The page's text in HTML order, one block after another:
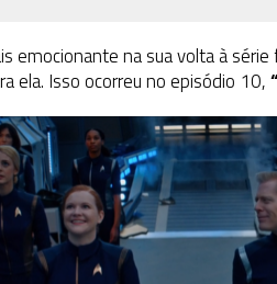
emocionante na sua volta à
ela. Isso ocorreu no episódio 10,